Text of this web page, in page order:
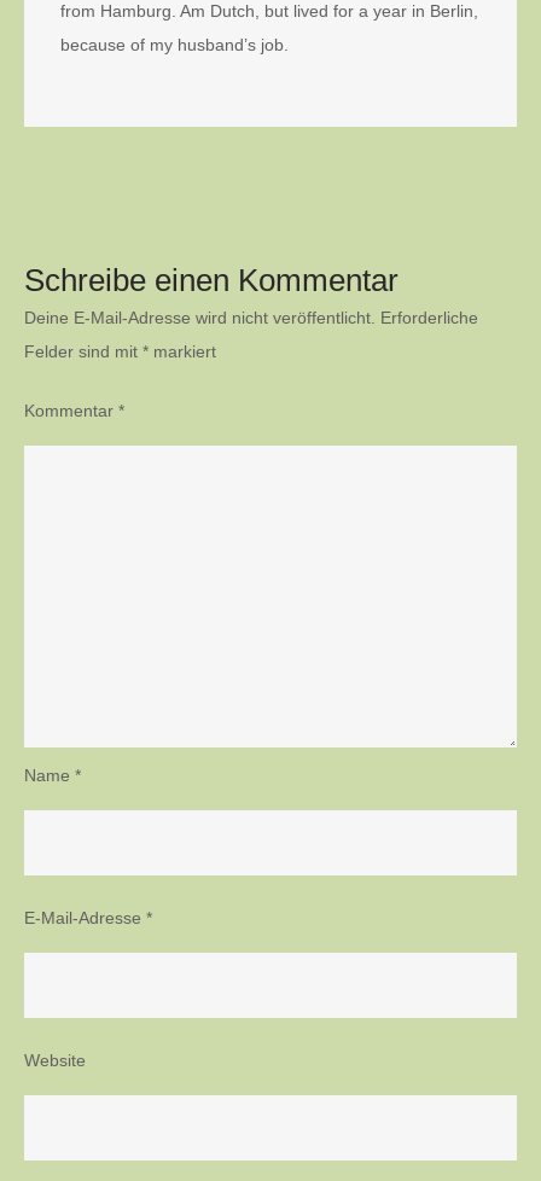
from Hamburg. Am Dutch, but lived for a year in Berlin,
because of my husband’s job.
Schreibe einen Kommentar
Deine E-Mail-Adresse wird nicht veröffentlicht. Erforderliche
Felder sind mit * markiert
Kommentar *
Name *
E-Mail-Adresse *
Website